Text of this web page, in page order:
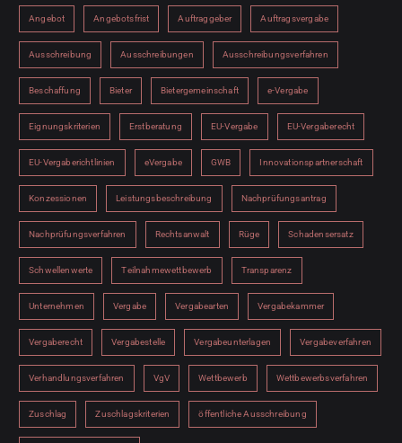
Angebot Angebotsfrist Auftraggeber Auftragsvergabe
Ausschreibung Ausschreibungen Ausschreibungsverfahren
Beschaffung Bieter Bietergemeinschaft e-Vergabe
Eignungskriterien Erstberatung EU-Vergabe EU-Vergaberecht
EU-Vergaberichtlinien eVergabe GWB Innovationspartnerschaft
Konzessionen Leistungsbeschreibung Nachprüfungsantrag
Nachprüfungsverfahren Rechtsanwalt Rüge Schadensersatz
Schwellenwerte Teilnahmewettbewerb Transparenz
Unternehmen Vergabe Vergabearten Vergabekammer
Vergaberecht Vergabestelle Vergabeunterlagen Vergabeverfahren
Verhandlungsverfahren VgV Wettbewerb Wettbewerbsverfahren
Zuschlag Zuschlagskriterien öffentliche Ausschreibung